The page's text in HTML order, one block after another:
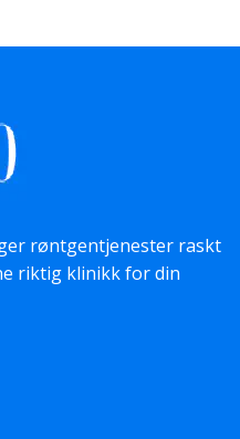
røntgentjenester raskt
riktig klinikk for din